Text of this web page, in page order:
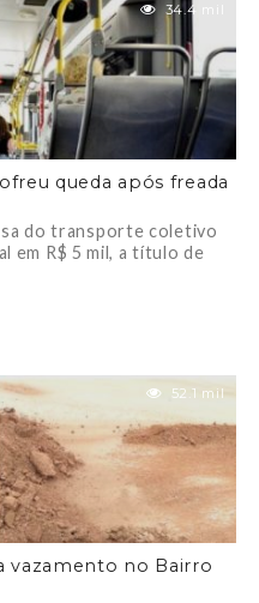
34.4 mil
queda após freada
do transporte coletivo
em R$ 5 mil, a título de
52.1 mil
vazamento no Bairro